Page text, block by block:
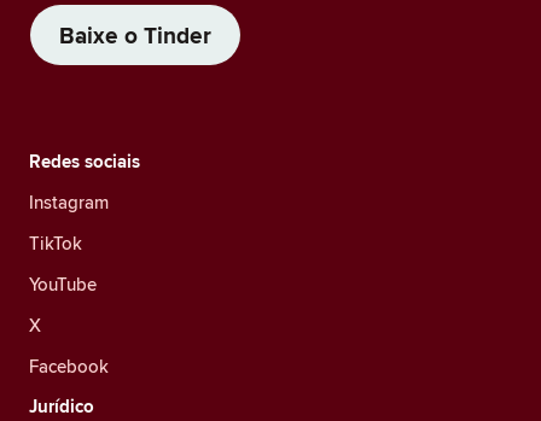
Baixe o Tinder
Redes sociais
Instagram
TikTok
YouTube
X
Facebook
Jurídico